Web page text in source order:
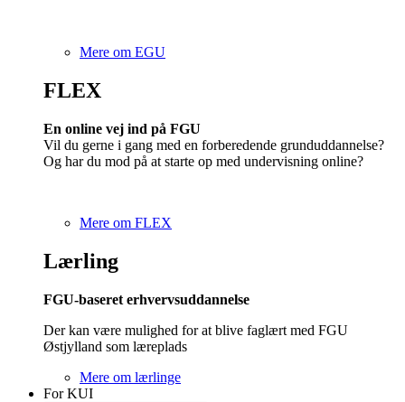
Mere om EGU
FLEX
En online vej ind på FGU
Vil du gerne i gang med en forberedende grunduddannelse?
Og har du mod på at starte op med undervisning online?
Mere om FLEX
Lærling
FGU-baseret erhvervsuddannelse
Der kan være mulighed for at blive faglært med FGU
Østjylland som læreplads
Mere om lærlinge
For KUI